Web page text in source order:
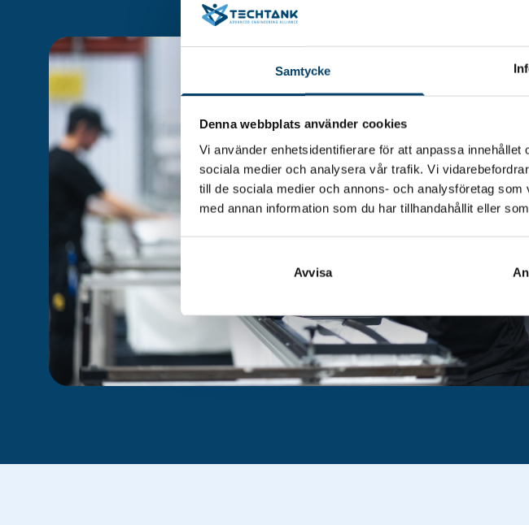
Samtycke
Denna webbplats använder cookies
Vi använder enhetsidentifierare för att anpassa
sociala medier och analysera vår trafik. Vi
till de sociala medier och annons- och analysföretag
med annan information som du har tillhandahållit eller
Avvisa